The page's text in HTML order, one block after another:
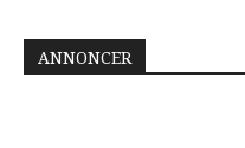
ANNONCER